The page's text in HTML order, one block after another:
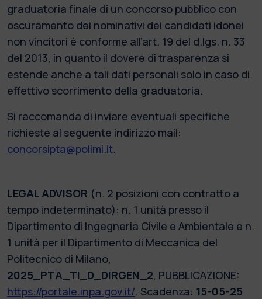
graduatoria finale di un concorso pubblico con
oscuramento dei nominativi dei candidati idonei
non vincitori è conforme all’art. 19 del d.lgs. n. 33
del 2013, in quanto il dovere di trasparenza si
estende anche a tali dati personali solo in caso di
effettivo scorrimento della graduatoria.
Si raccomanda di inviare eventuali specifiche
richieste al seguente indirizzo mail:
concorsipta@polimi.it.
LEGAL ADVISOR (n. 2 posizioni con contratto a
tempo indeterminato): n. 1 unità presso il
Dipartimento di Ingegneria Civile e Ambientale e n.
1 unità per il Dipartimento di Meccanica del
Politecnico di Milano,
2025_PTA_TI_D_DIRGEN_2, PUBBLICAZIONE:
https://portale.inpa.gov.it/. Scadenza: 15-05-25